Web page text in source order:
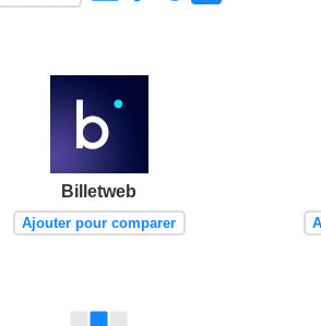
Billetweb
Ajouter pour comparer